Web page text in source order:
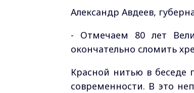
Александр Авдеев,
- Отмечаем 80 лет
окончательно сломить
Красной нитью в беседе
современности. В это